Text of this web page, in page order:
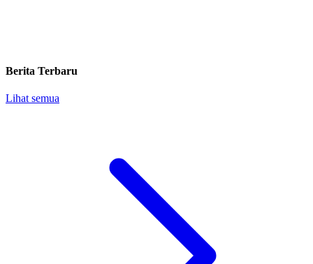
Berita Terbaru
Lihat semua